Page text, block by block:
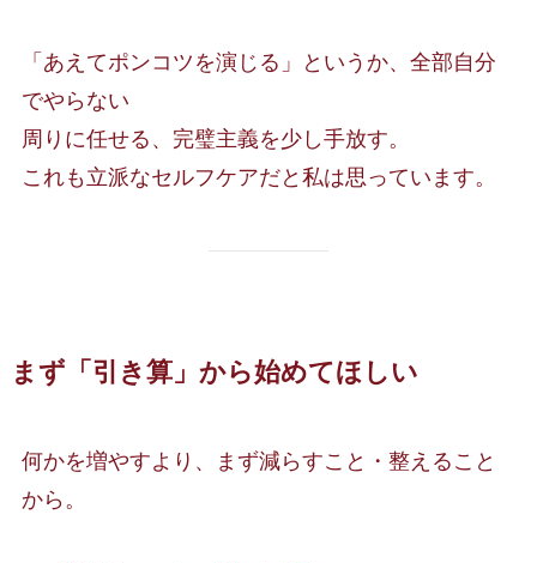
「あえてポンコツを演じる」というか、全部自分
でやらない
周りに任せる、完璧主義を少し手放す。
これも立派なセルフケアだと私は思っています。
まず「引き算」から始めてほしい
何かを増やすより、まず減らすこと・整えること
から。